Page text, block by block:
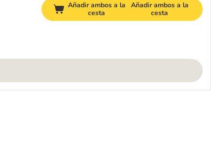
Añadir ambos a la
cesta
Añadir ambos a la
cesta